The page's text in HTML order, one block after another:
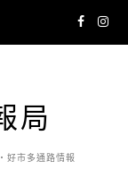
局
好市多通路情報